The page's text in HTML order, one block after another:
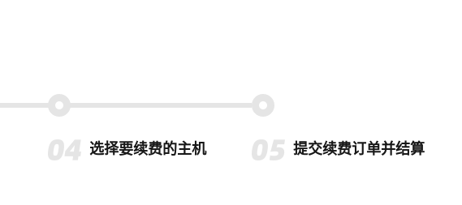
选择要续费的主机 提交续费订单并结算